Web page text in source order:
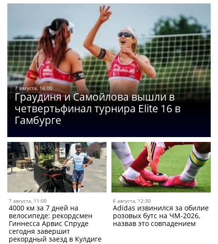
7 августа, 16:00
Граудиня и Самойлова вышли в
четвертьфинал турнира Elite 16 в
Гамбурге
7 августа, 11:00
4000 км за 7 дней на
велосипеде: рекордсмен
Гиннесса Арвис Спруде
сегодня завершит
рекордный заезд в Кулдиге
6 августа, 12:30
Adidas извинился за обилие
розовых бутс на ЧМ-2026,
назвав это совпадением